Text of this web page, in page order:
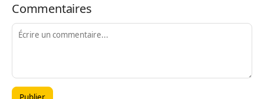
Commentaires